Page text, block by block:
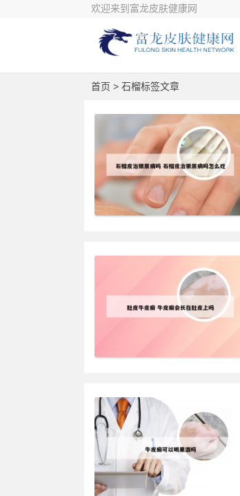
欢迎来到富龙皮肤健康网
首页 > 石榴标签文章